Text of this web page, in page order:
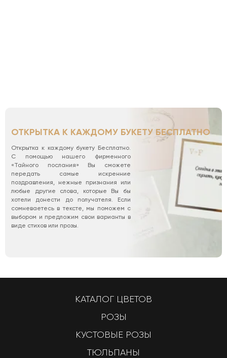
ОТКРЫТКА К КАЖДОМУ БУКЕТУ БЕСПЛАТНО
Открытка к каждому букету Бесплатно.
С помощью нашего фирменного
«Тайного послания» Вы сможете
передать самые искренние
поздравления, нежные признания или
любые другие слова, которые Вы бы
хотели донести до получателя. Если
сомневаетесь в тексте, мы поможем с
выбором и предложим свои варианты в
виде стихов или прозы.
КАТАЛОГ ЦВЕТОВ
РОЗЫ
КУСТОВЫЕ РОЗЫ
ТЮЛЬПАНЫ